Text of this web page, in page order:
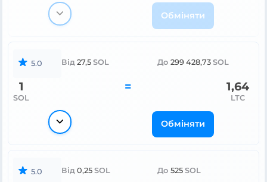
Обміняти
5.0 Від 27,5 SOL До 299 428,73 SOL
1
SOL
= 1,64
LTC
Обміняти
5.0 Від 0,25 SOL До 525 SOL